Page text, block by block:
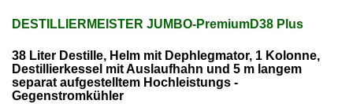
DESTILLIERMEISTER JUMBO-PremiumD38 Plus
38 Liter Destille, Helm mit Dephlegmator, 1 Kolonne,
Destillierkessel mit Auslaufhahn und 5 m langem
separat aufgestelltem Hochleistungs -
Gegenstromkühler